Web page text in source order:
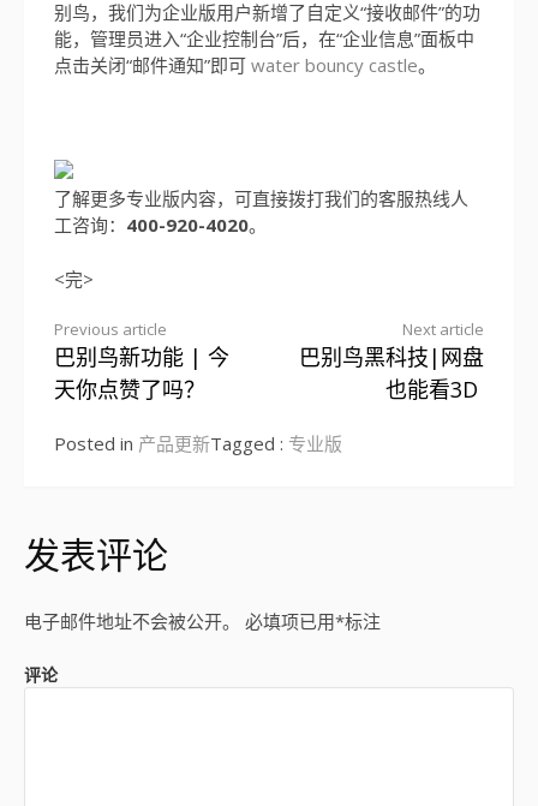
别鸟，我们为企业版用户新增了自定义“接收邮件”的功
能，管理员进入“企业控制台”后，在“企业信息”面板中
点击关闭“邮件通知”即可 water bouncy castle。
了解更多专业版内容，可直接拨打我们的客服热线人
工咨询： 400-920-4020。
<完>
Continue
Reading
Previous article
巴别鸟新功能 | 今
天你点赞了吗？
Next article
巴别鸟黑科技|网盘
也能看3D
Posted in 产品更新Tagged : 专业版
发表评论
电子邮件地址不会被公开。 必填项已用*标注
评论